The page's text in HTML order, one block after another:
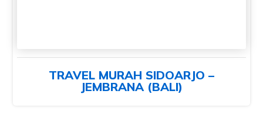
TRAVEL MURAH SIDOARJO –
JEMBRANA (BALI)